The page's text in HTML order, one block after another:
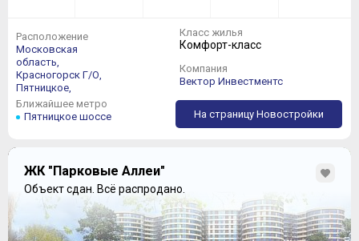
Расположение
Московская
область,
Красногорск Г/О,
Пятницкое,
Ближайшее метро
Пятницкое шоссе
Класс жилья
Комфорт-класс
Компания
Вектор Инвестментс
На страницу Новостройки
ЖК "Парковые Аллеи"
Объект сдан. Всё распродано.